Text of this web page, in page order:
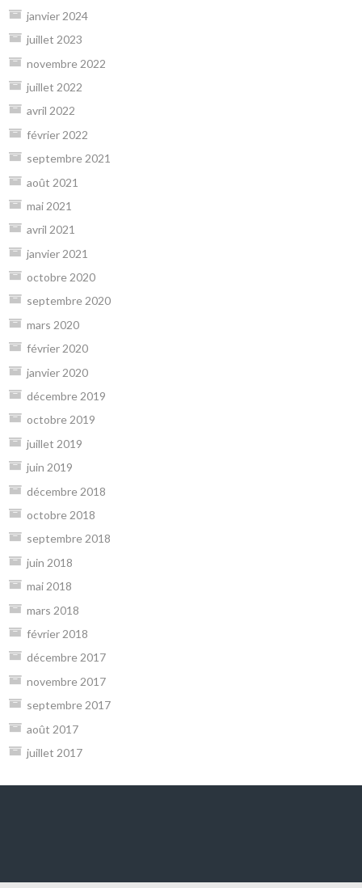
janvier 2024
juillet 2023
novembre 2022
juillet 2022
avril 2022
février 2022
septembre 2021
août 2021
mai 2021
avril 2021
janvier 2021
octobre 2020
septembre 2020
mars 2020
février 2020
janvier 2020
décembre 2019
octobre 2019
juillet 2019
juin 2019
décembre 2018
octobre 2018
septembre 2018
juin 2018
mai 2018
mars 2018
février 2018
décembre 2017
novembre 2017
septembre 2017
août 2017
juillet 2017